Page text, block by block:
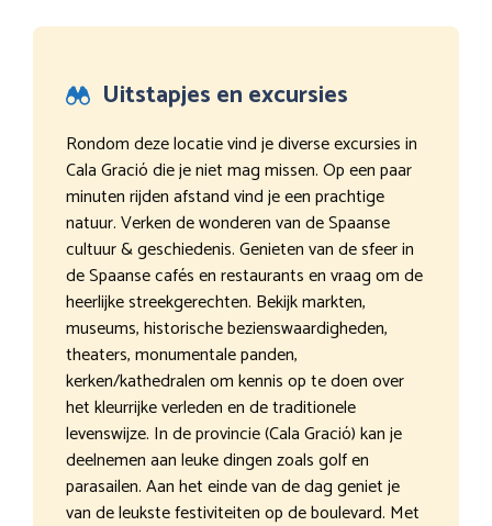
Uitstapjes en excursies
Rondom deze locatie vind je diverse excursies in
Cala Gració die je niet mag missen. Op een paar
minuten rijden afstand vind je een prachtige
natuur. Verken de wonderen van de Spaanse
cultuur & geschiedenis. Genieten van de sfeer in
de Spaanse cafés en restaurants en vraag om de
heerlijke streekgerechten. Bekijk markten,
museums, historische bezienswaardigheden,
theaters, monumentale panden,
kerken/kathedralen om kennis op te doen over
het kleurrijke verleden en de traditionele
levenswijze. In de provincie (Cala Gració) kan je
deelnemen aan leuke dingen zoals golf en
parasailen. Aan het einde van de dag geniet je
van de leukste festiviteiten op de boulevard. Met